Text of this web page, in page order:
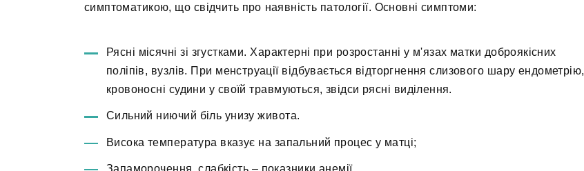
симптоматикою, що свідчить про наявність патології. Основні симптоми:
Рясні місячні зі згустками. Характерні при розростанні у м'язах матки доброякісних
поліпів, вузлів. При менструації відбувається відторгнення слизового шару ендометрію,
кровоносні судини у своїй травмуються, звідси рясні виділення.
Сильний ниючий біль унизу живота.
Висока температура вказує на запальний процес у матці;
Запаморочення, слабкість – показники анемії.